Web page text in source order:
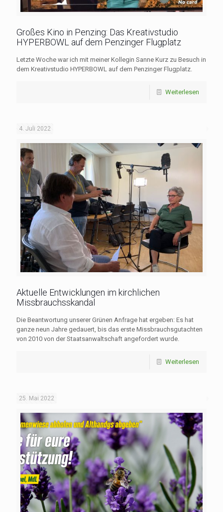
Großes Kino in Penzing: Das Kreativstudio
HYPERBOWL auf dem Penzinger Flugplatz
Letzte Woche war ich mit meiner Kollegin Sanne Kurz zu Besuch in
dem Kreativstudio HYPERBOWL auf dem Penzinger Flugplatz.
Weiterlesen
4. Juli 2022
Aktuelle Entwicklungen im kirchlichen
Missbrauchsskandal
Die Beantwortung unserer Grünen Anfrage hat ergeben: Es hat
ganze neun Jahre gedauert, bis das erste Missbrauchsgutachten
von 2010 von der Staatsanwaltschaft angefordert wurde.
Weiterlesen
25. Mai 2022